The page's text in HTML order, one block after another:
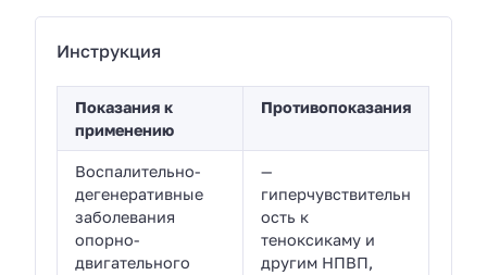
Инструкция
Показания к
применению
Противопоказания
Воспалительно-
дегенеративные
заболевания
опорно-
двигательного
—
гиперчувствительн
ость к
теноксикаму и
другим НПВП,